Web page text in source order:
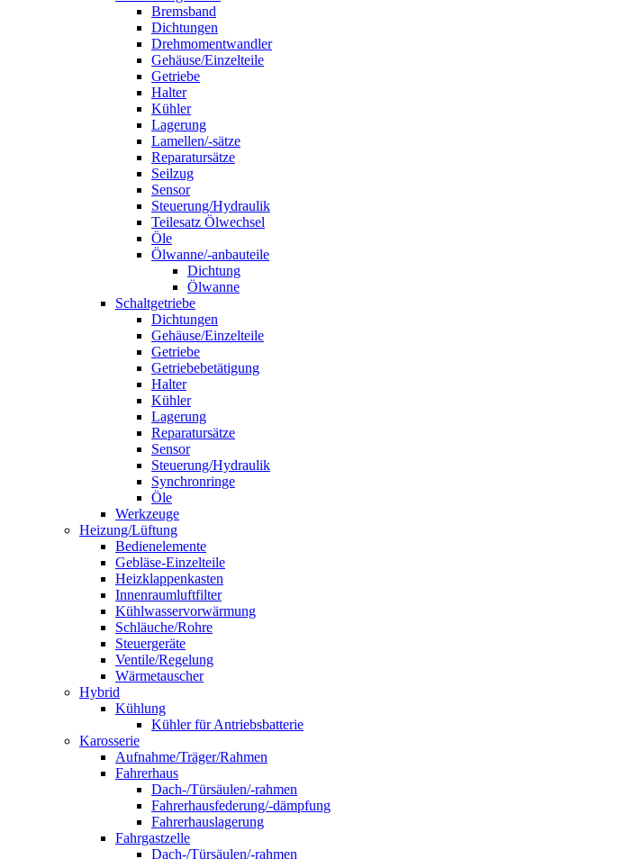
Bremsband
Dichtungen
Drehmomentwandler
Gehäuse/Einzelteile
Getriebe
Halter
Kühler
Lagerung
Lamellen/-sätze
Reparatursätze
Seilzug
Sensor
Steuerung/Hydraulik
Teilesatz Ölwechsel
Öle
Ölwanne/-anbauteile
Dichtung
Ölwanne
Schaltgetriebe
Dichtungen
Gehäuse/Einzelteile
Getriebe
Getriebebetätigung
Halter
Kühler
Lagerung
Reparatursätze
Sensor
Steuerung/Hydraulik
Synchronringe
Öle
Werkzeuge
Heizung/Lüftung
Bedienelemente
Gebläse-Einzelteile
Heizklappenkasten
Innenraumluftfilter
Kühlwasservorwärmung
Schläuche/Rohre
Steuergeräte
Ventile/Regelung
Wärmetauscher
Hybrid
Kühlung
Kühler für Antriebsbatterie
Karosserie
Aufnahme/Träger/Rahmen
Fahrerhaus
Dach-/Türsäulen/-rahmen
Fahrerhausfederung/-dämpfung
Fahrerhauslagerung
Fahrgastzelle
Dach-/Türsäulen/-rahmen